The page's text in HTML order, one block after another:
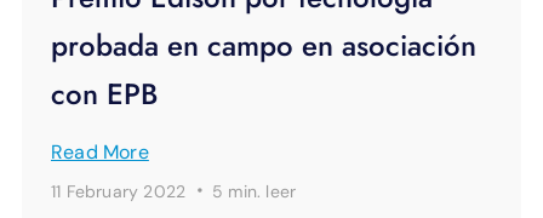
probada en campo en asociación
con EPB
Read More
11 February 2022 · 5 min. leer